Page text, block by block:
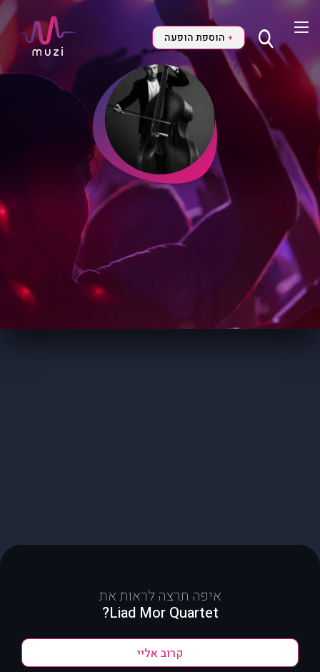
+ הוספת הופעה
איפה תרצה לראות את
Liad Mor Quartet?